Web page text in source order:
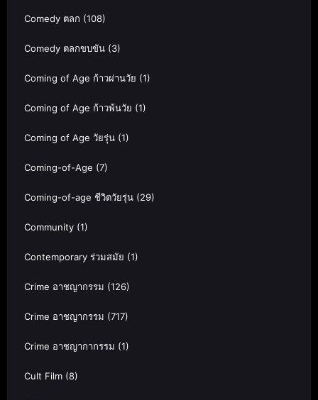
Comedy ตลก (108)
Comedy ตลกขบขัน (3)
Coming of Age ก้าวผ่านวัย (1)
Coming of Age ก้าวพ้นวัย (1)
Coming of Age วัยรุ่น (1)
Coming-of-Age (7)
Coming-of-age ชีวิตวัยรุ่น (29)
Community (1)
Contemporary ร่วมสมัย (1)
Crime อาชญากรรม (126)
Crime อาชญากรรม (717)
Crime อาชญากากรรม (1)
Cult Film (8)